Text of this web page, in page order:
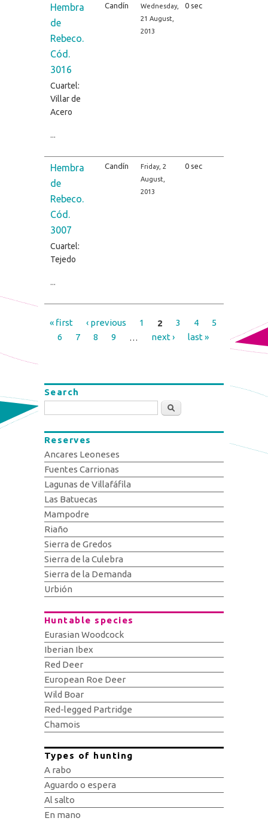
Hembra
de
Rebeco.
Cód.
3016
Cuartel:
Villar de
Acero
Candín
Wednesday,
21 August,
2013
0 sec
Hembra
de
Rebeco.
Cód.
3007
Cuartel:
Tejedo
Candín
Friday, 2
August,
2013
0 sec
Pages
« first ‹ previous 1 2 3 4
5
6
7 8 9 … next › last »
Search
Search
Reserves
Ancares Leoneses
Fuentes Carrionas
Lagunas de Villafáfila
Las Batuecas
Mampodre
Riaño
Sierra de Gredos
Sierra de la Culebra
Sierra de la Demanda
Urbión
Huntable species
Eurasian Woodcock
Iberian Ibex
Red Deer
European Roe Deer
Wild Boar
Red-legged Partridge
Chamois
Types of hunting
A rabo
Aguardo o espera
Al salto
En mano